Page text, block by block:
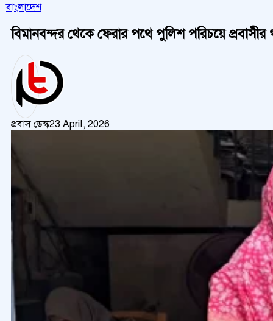
বাংলাদেশ
বিমানবন্দর থেকে ফেরার পথে পুলিশ পরিচয়ে প্রবাসীর
প্রবাস ডেস্ক23 April, 2026